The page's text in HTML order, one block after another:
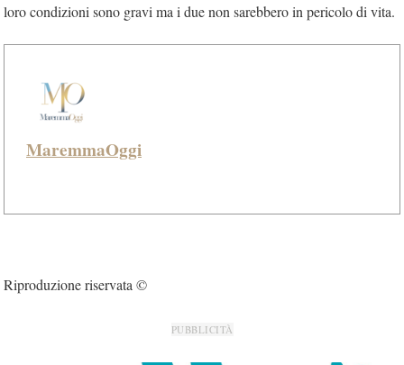
loro condizioni sono gravi ma i due non sarebbero in pericolo di vita.
MaremmaOggi
Riproduzione riservata ©
PUBBLICITÀ